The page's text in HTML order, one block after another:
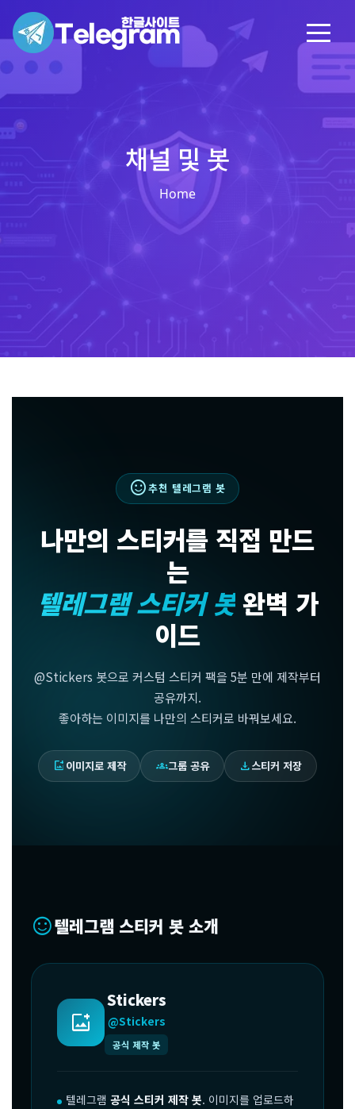
채널 및 봇
Home
sentiment_satisfied추천 텔레그램 봇
나만의 스티커를 직접 만드
는
텔레그램 스티커 봇완벽 가
이드
@Stickers 봇으로 커스텀 스티커 팩을 5분 만에 제작부터
공유까지.
좋아하는 이미지를 나만의 스티커로 바꿔보세요.
add_photo_alternate 이미지로 제작 groups그룹 공유 download스티커 저장
sentiment_satisfied텔레그램 스티커 봇 소개
add_photo_alternate
Stickers
@Stickers
공식 제작 봇
텔레그램 공식 스티커 제작 봇. 이미지를 업로드하